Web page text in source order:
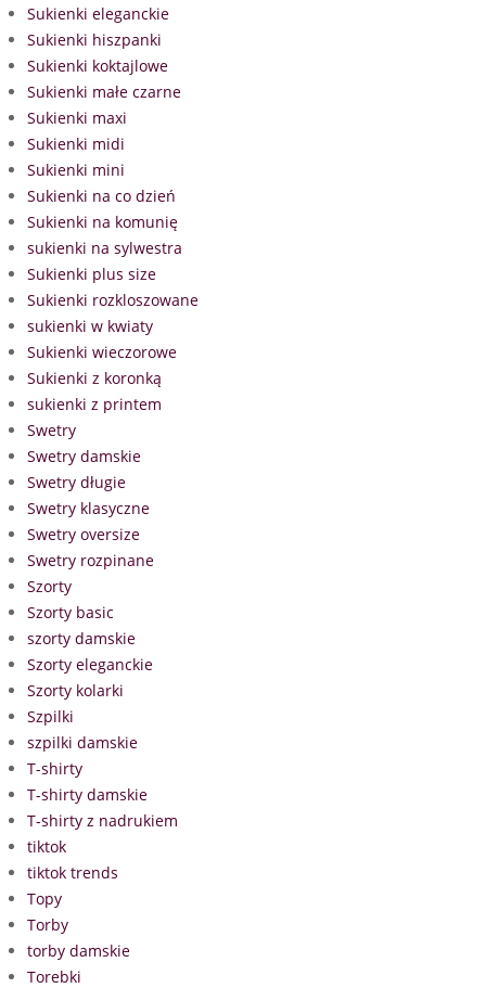
Sukienki eleganckie
Sukienki hiszpanki
Sukienki koktajlowe
Sukienki małe czarne
Sukienki maxi
Sukienki midi
Sukienki mini
Sukienki na co dzień
Sukienki na komunię
sukienki na sylwestra
Sukienki plus size
Sukienki rozkloszowane
sukienki w kwiaty
Sukienki wieczorowe
Sukienki z koronką
sukienki z printem
Swetry
Swetry damskie
Swetry długie
Swetry klasyczne
Swetry oversize
Swetry rozpinane
Szorty
Szorty basic
szorty damskie
Szorty eleganckie
Szorty kolarki
Szpilki
szpilki damskie
T-shirty
T-shirty damskie
T-shirty z nadrukiem
tiktok
tiktok trends
Topy
Torby
torby damskie
Torebki